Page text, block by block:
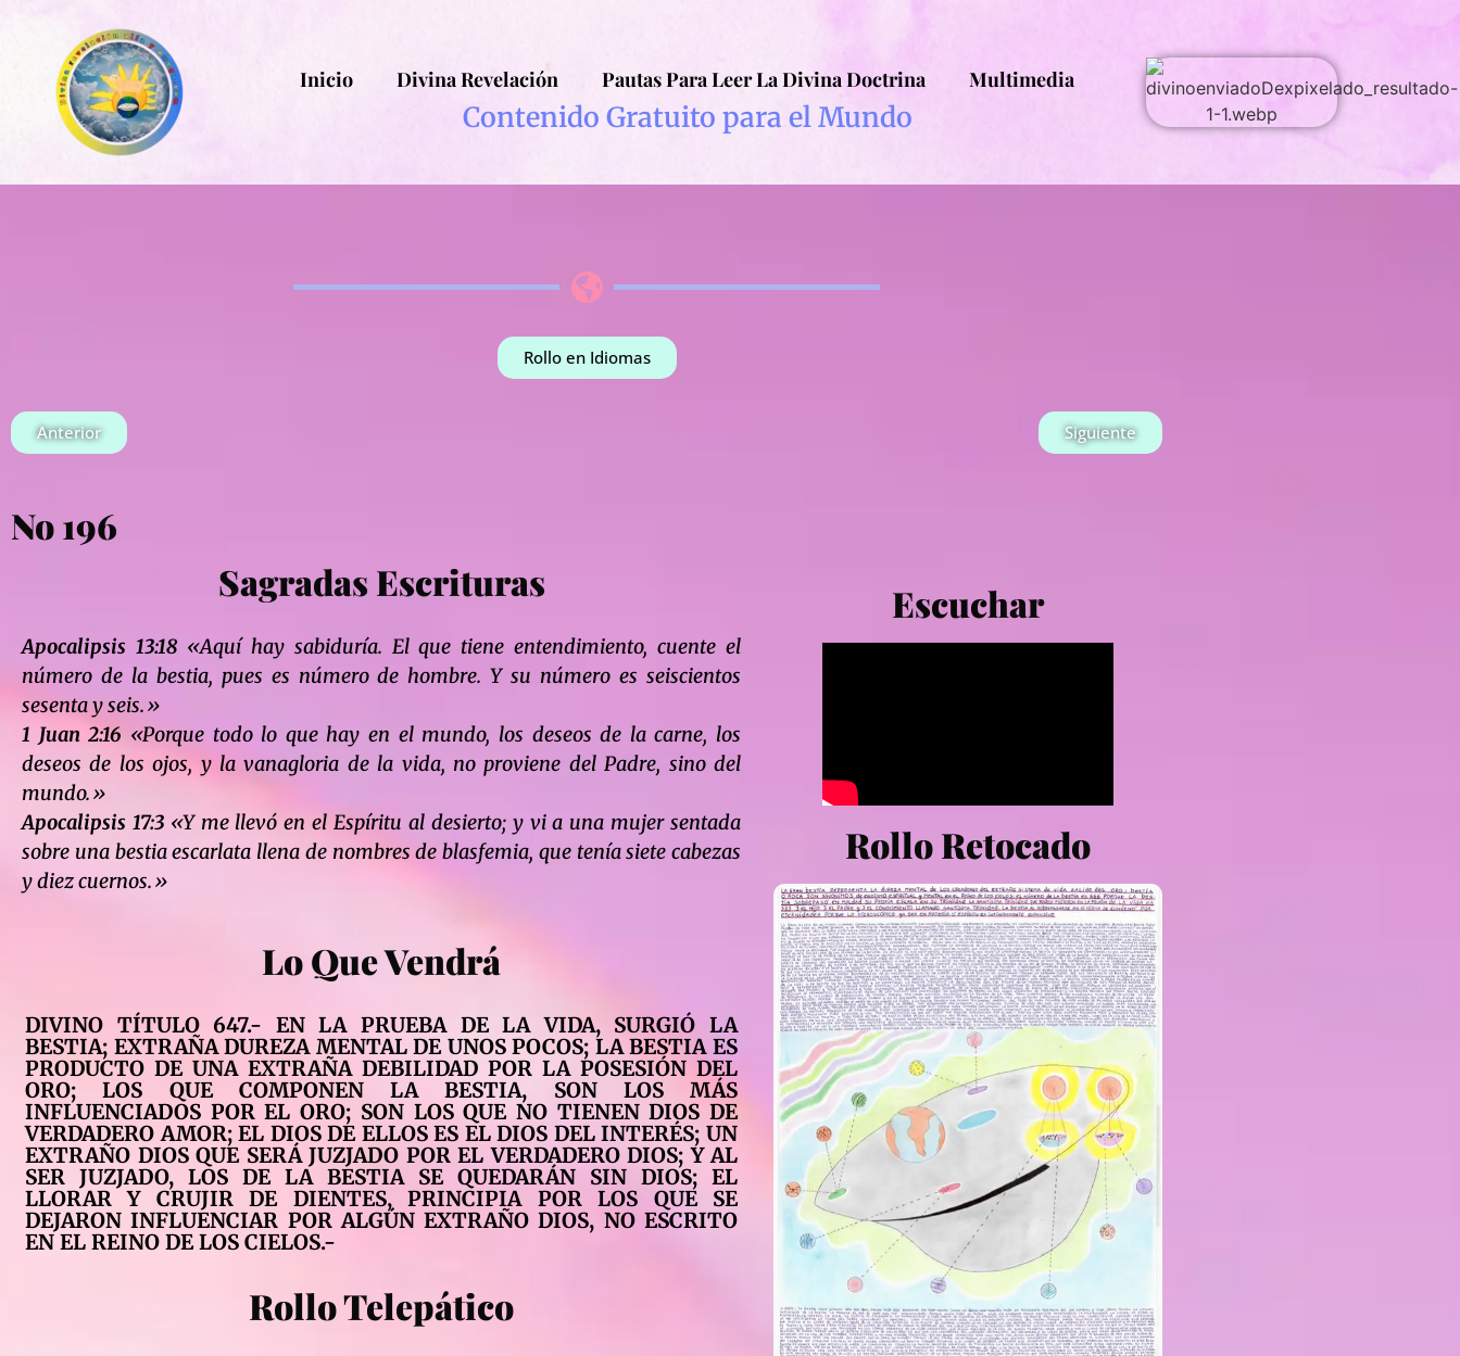
Inicio Divina Revelación Pautas Para Leer La Divina Doctrina Multimedia
Contenido Gratuito para el Mundo
Rollo en Idiomas
Anterior Siguiente
No 196
Sagradas Escrituras
Apocalipsis 13:18«Aquí hay sabiduría. El que tiene entendimiento, cuente el
número de la bestia, pues es número de hombre. Y su número es seiscientos
sesenta y seis.»
1 Juan 2:16 «Porque todo lo que hay en el mundo, los deseos de la carne, los
deseos de los ojos, y la vanagloria de la vida, no proviene del Padre, sino del
mundo.»
Apocalipsis 17:3«Y me llevó en el Espíritu al desierto; y vi a una mujer sentada
sobre una bestia escarlata llena de nombres de blasfemia, que tenía siete cabezas
y diez cuernos.»
Lo Que Vendrá
DIVINO TÍTULO 647.- EN LA PRUEBA DE LA VIDA, SURGIÓ LA
BESTIA; EXTRAÑA DUREZA MENTAL DE UNOS POCOS; LA BESTIA ES
PRODUCTO DE UNA EXTRAÑA DEBILIDAD POR LA POSESIÓN DEL
ORO; LOS QUE COMPONEN LA BESTIA, SON LOS MÁS
INFLUENCIADOS POR EL ORO; SON LOS QUE NO TIENEN DIOS DE
VERDADERO AMOR; EL DIOS DE ELLOS ES EL DIOS DEL INTERÉS; UN
EXTRAÑO DIOS QUE SERÁ JUZJADO POR EL VERDADERO DIOS; Y AL
SER JUZJADO, LOS DE LA BESTIA SE QUEDARÁN SIN DIOS; EL
LLORAR Y CRUJIR DE DIENTES, PRINCIPIA POR LOS QUE SE
DEJARON INFLUENCIAR POR ALGÚN EXTRAÑO DIOS, NO ESCRITO
EN EL REINO DE LOS CIELOS.-
Rollo Telepático
Escuchar
Rollo Retocado